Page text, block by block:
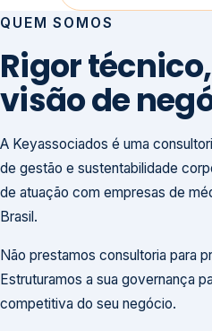
QUEM SOMOS
Rigor técnico,
visão de
A Keyassociados é uma
de gestão e sustentabilidade
de atuação com empresas de
Brasil.
Não prestamos consultoria para
Estruturamos a sua governança
competitiva do seu negócio.